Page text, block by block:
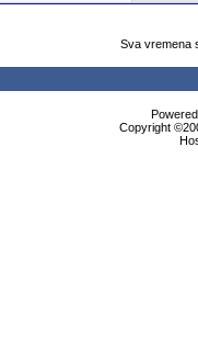
Sva vremena
Copyright